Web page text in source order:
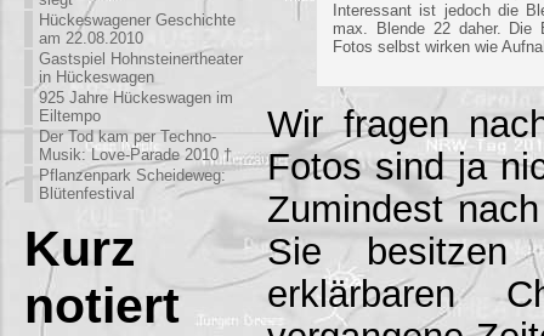
Hückeswagener Geschichte
am 22.08.2010
Gastspiel Hohnsteinertheater
in Hückeswagen
925 Jahre Hückeswagen im
Eiltempo
Der Tod kam per Techno-
Musik: Love-Parade 2010 †
Pflanzenpark Scheideweg:
Blütenfestival
Kurz
notiert
Interessant ist jedoch die
max. Blende 22 daher. Die
Fotos selbst wirken wie
Wir fragen
Fotos sind ja
Zumindest
Sie besitzen
erklärbaren